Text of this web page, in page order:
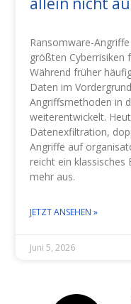
Ransomware-
größten Cyberrisiken
Während früher
Daten im
Angriffsmethoden in
weiterentwickelt.
Datenexfiltration,
Angriffe auf
reicht ein klassisches
mehr aus.
JETZT ANSEHEN »
Juni 5, 2026